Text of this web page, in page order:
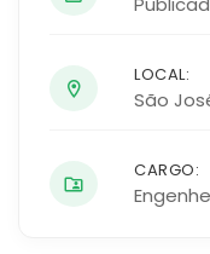
LOCAL:
São
CARGO: